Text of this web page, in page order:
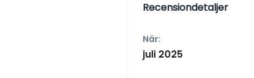
Recensiondetaljer
När:
juli 2025